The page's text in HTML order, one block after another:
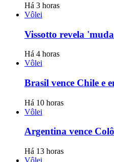
Há 3 horas
Vôlei
Vissotto revela
Há 4 horas
Vôlei
Brasil vence Chile e
Há 10 horas
Vôlei
Argentina vence
Há 13 horas